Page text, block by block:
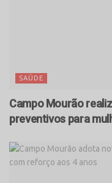
SAÚDE
Campo Mourão
preventivos para